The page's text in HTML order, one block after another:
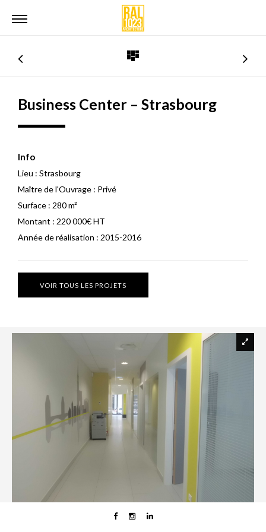
Business Center – Strasbourg
Info
Lieu : Strasbourg
Maître de l'Ouvrage : Privé
Surface : 280 m²
Montant : 220 000€ HT
Année de réalisation : 2015-2016
VOIR TOUS LES PROJETS